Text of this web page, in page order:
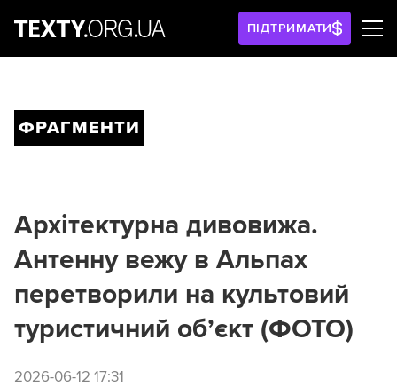
ПІДТРИМАТИ
ФРАГМЕНТИ
Архітектурна дивовижа.
Антенну вежу в Альпах
перетворили на культовий
туристичний об’єкт (ФОТО)
2026-06-12 17:31